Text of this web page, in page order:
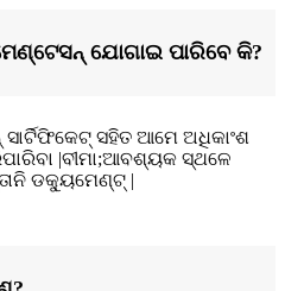
ଯୋଗାଇ ପାରିବେ କି?
ସହିତ ଆମେ ଅଧିକାଂଶ
|ବୀମା;ଆବଶ୍ୟକ ସ୍ଥଳେ
ଡକ୍ୟୁମେଣ୍ଟ୍ |